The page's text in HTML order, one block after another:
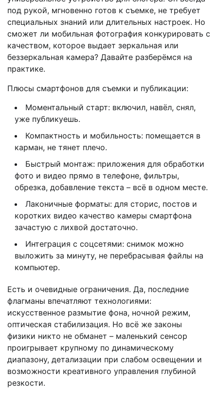
под рукой, мгновенно готов к съемке, не требует
специальных знаний или длительных настроек. Но
сможет ли мобильная фотография конкурировать с
качеством, которое выдает зеркальная или
беззеркальная камера? Давайте разберёмся на
практике.
Плюсы смартфонов для съемки и публикации:
Моментальный старт: включил, навёл, снял,
уже публикуешь.
Компактность и мобильность: помещается в
карман, не тянет плечо.
Быстрый монтаж: приложения для обработки
фото и видео прямо в телефоне, фильтры,
обрезка, добавление текста – всё в одном месте.
Лаконичные форматы: для сторис, постов и
коротких видео качество камеры смартфона
зачастую с лихвой достаточно.
Интеграция с соцсетями: снимок можно
выложить за минуту, не перебрасывая файлы на
компьютер.
Есть и очевидные ограничения. Да, последние
флагманы впечатляют технологиями:
искусственное размытие фона, ночной режим,
оптическая стабилизация. Но всё же законы
физики никто не обманет – маленький сенсор
проигрывает крупному по динамическому
диапазону, детализации при слабом освещении и
возможности креативного управления глубиной
резкости.